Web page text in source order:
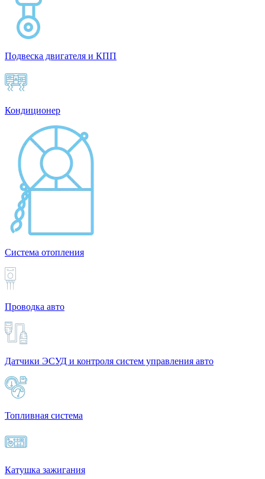
Подвеска двигателя и КПП
Кондиционер
Система отопления
Проводка авто
Датчики ЭСУД и контроля систем управления авто
Топливная система
Катушка зажигания